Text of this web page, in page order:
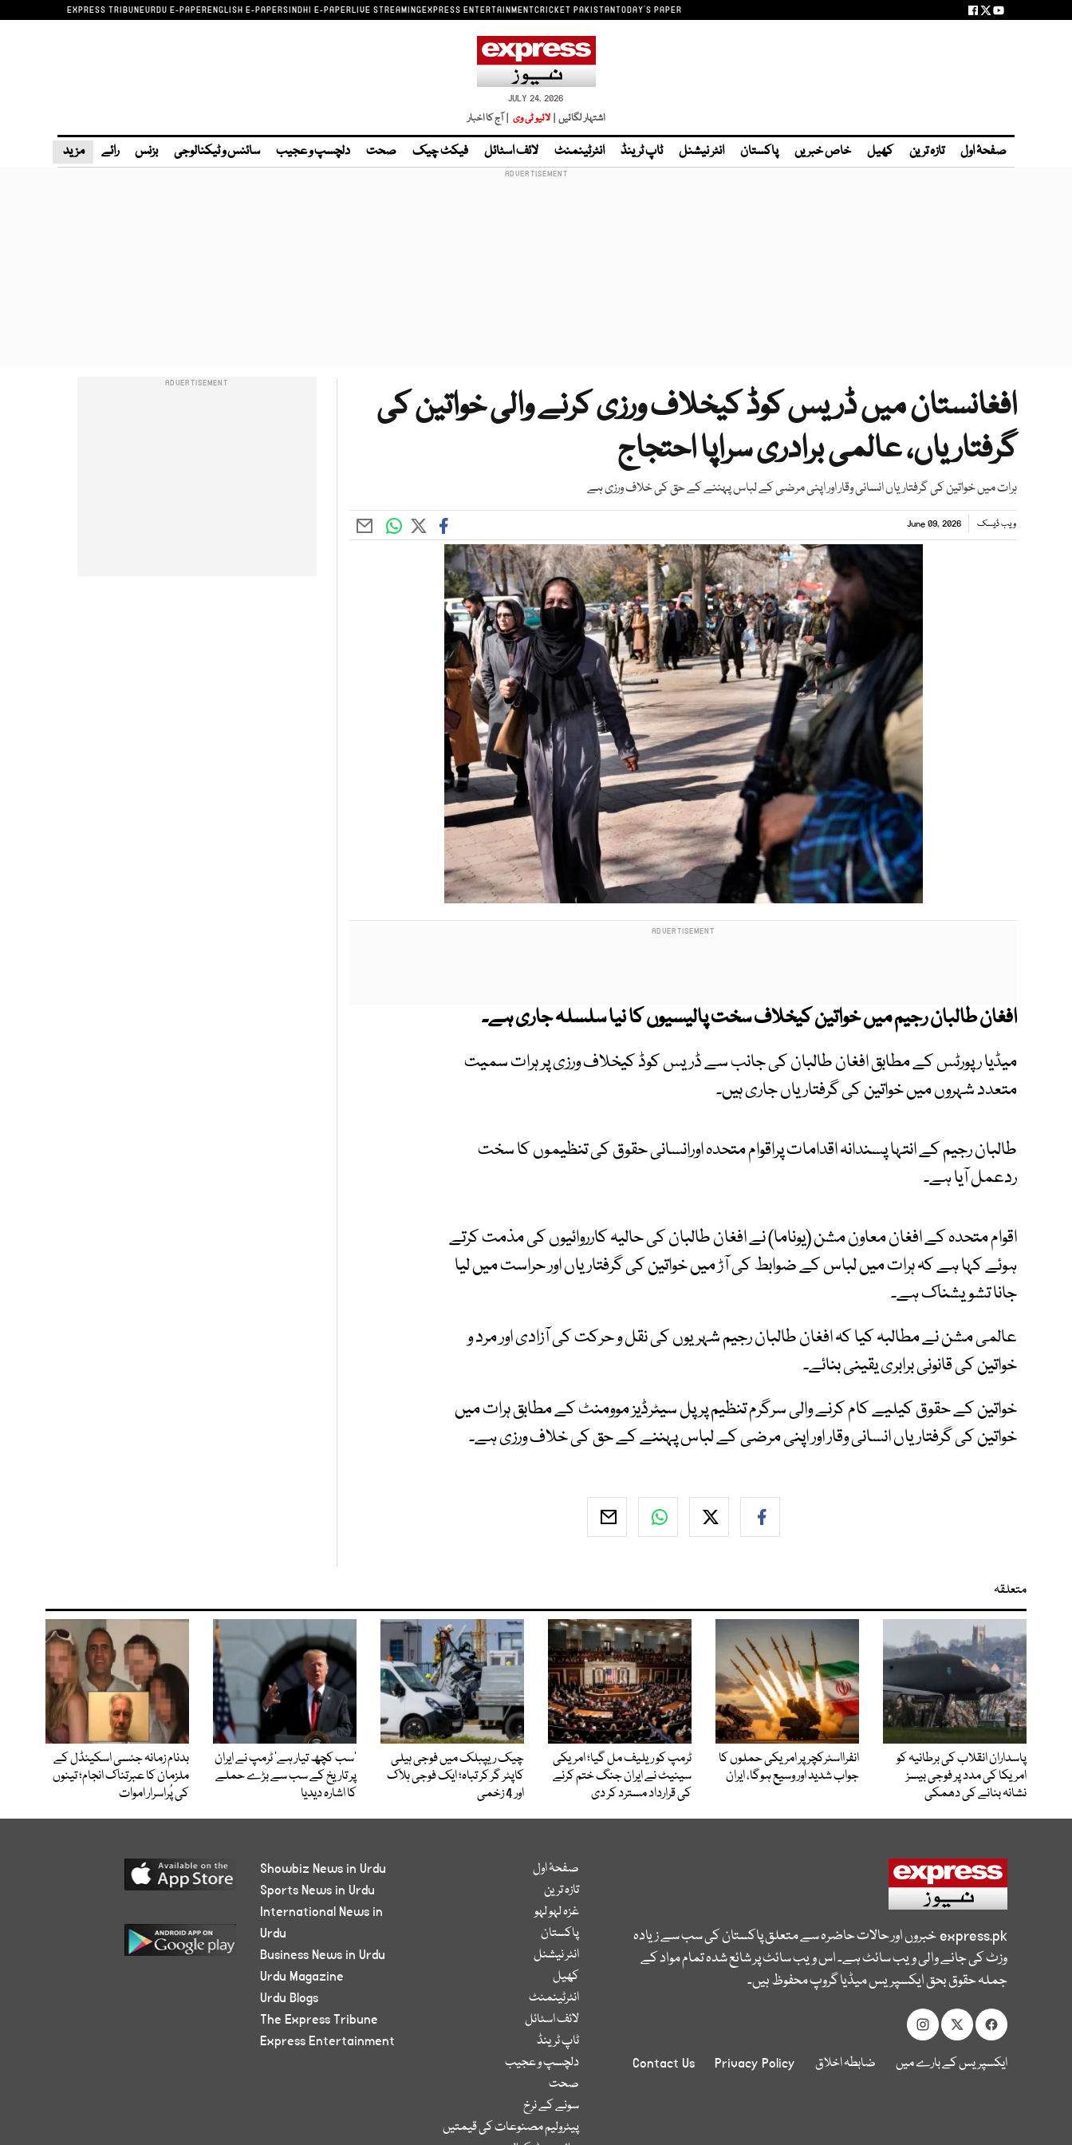
EXPRESS TRIBUNEURDU E-PAPERENGLISH E-PAPERSINDHI E-PAPERLIVE STREAMINGEXPRESS ENTERTAINMENTCRICKET PAKISTANTODAY'S PAPER
JULY 24, 2026
اشتہار لگائیں | لائیو ٹی وی | آج کا اخبار
صفحۂ اول تازہ ترین کھیل خاص خبریں پاکستان انٹر نیشنل ٹاپ ٹرینڈ انٹرٹینمنٹ لائف اسٹائل فیکٹ چیک صحت دلچسپ و عجیب سائنس و ٹیکنالوجی بزنس رائے مزید
افغانستان میں ڈریس کوڈ کیخلاف ورزی کرنے والی خواتین کی
گرفتاریاں، عالمی برادری سراپا احتجاج
ہرات میں خواتین کی گرفتاریاں انسانی وقار اور اپنی مرضی کے لباس پہننے کے حق کی خلاف ورزی ہے
ویب ڈیسک June 09, 2026
افغان طالبان رجیم میں خواتین کیخلاف سخت پالیسیوں کا نیا سلسلہ جاری ہے۔
میڈیا رپورٹس کے مطابق افغان طالبان کی جانب سے ڈریس کوڈ کیخلاف ورزی پر ہرات سمیت
متعدد شہروں میں خواتین کی گرفتاریاں جاری ہیں۔
طالبان رجیم کے انتہا پسندانہ اقدامات پراقوام متحدہ اورانسانی حقوق کی تنظیموں کا سخت
ردعمل آیا ہے۔
اقوام متحدہ کے افغان معاون مشن (یوناما) نے افغان طالبان کی حالیہ کارروائیوں کی مذمت کرتے
ہوئے کہا ہے کہ ہرات میں لباس کے ضوابط کی آڑ میں خواتین کی گرفتاریاں اور حراست میں لیا
جانا تشویشناک ہے۔
عالمی مشن نے مطالبہ کیا کہ افغان طالبان رجیم شہریوں کی نقل و حرکت کی آزادی اور مرد و
خواتین کی قانونی برابری یقینی بنائے۔
خواتین کے حقوق کیلیے کام کرنے والی سرگرم تنظیم پرپل سیٹرڈیز موومنٹ کے مطابق ہرات میں
خواتین کی گرفتاریاں انسانی وقار اور اپنی مرضی کے لباس پہننے کے حق کی خلاف ورزی ہے۔
متعلقہ
پاسداران انقلاب کی برطانیہ کو
امریکا کی مدد پر فوجی بیسز
نشانہ بنانے کی دھمکی
انفرااسٹرکچر پر امریکی حملوں کا
جواب شدید اور وسیع ہوگا، ایران
ٹرمپ کو ریلیف مل گیا؛ امریکی
سینیٹ نے ایران جنگ ختم کرنے
کی قرارداد مسترد کر دی
چیک ریپبلک میں فوجی ہیلی
کاپٹر گر کر تباہ؛ ایک فوجی ہلاک
اور 4 زخمی
’سب کچھ تیار ہے‘ ٹرمپ نے ایران
پر تاریخ کے سب سے بڑے حملے
کا اشارہ دیدیا
بدنام زمانہ جنسی اسکینڈل کے
ملزمان کا عبرتناک انجام؛ تینوں
کی پُراسرار اموات
express.pkخبروں اور حالات حاضرہ سے متعلق پاکستان کی سب سے زیادہ
وزٹ کی جانے والی ویب سائٹ ہے۔ اس ویب سائٹ پر شائع شدہ تمام مواد کے
جملہ حقوق بحق ایکسپریس میڈیا گروپ محفوظ ہیں۔
ایکسپریس کے بارے میں ضابطہ اخلاق Privacy Policy
Contact Us
صفحۂ اول
تازہ ترین
غزہ لہو لہو
پاکستان
انٹر نیشنل
کھیل
انٹرٹینمنٹ
لائف اسٹائل
ٹاپ ٹرینڈ
دلچسپ و عجیب
صحت
سونے کے نرخ
پیٹرولیم مصنوعات کی قیمتیں
Showbiz News in Urdu
Sports News in Urdu
International News in
Urdu
Business News in Urdu
Urdu Magazine
Urdu Blogs
The Express Tribune
Express Entertainment